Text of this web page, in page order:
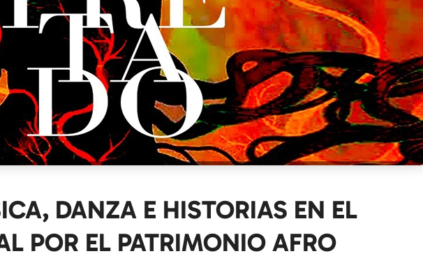
DANZA E HISTORIAS EN EL
POR EL PATRIMONIO AFRO